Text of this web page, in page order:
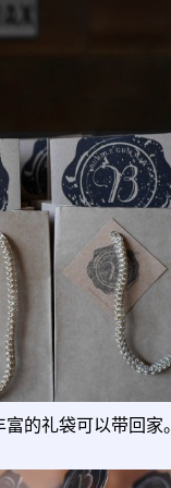
的礼袋可以带回家。